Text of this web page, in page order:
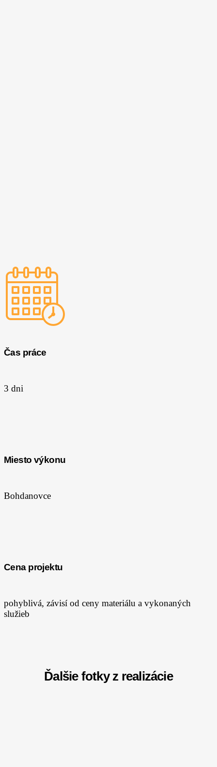
Čas práce
3 dni
Miesto výkonu
Bohdanovce
Cena projektu
pohyblivá, závisí od ceny materiálu a vykonaných
služieb
Ďalšie fotky z realizácie